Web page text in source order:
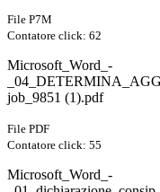
File P7M
Contatore click: 62
Microsoft_Word_-
job_9851 (1).pdf
File PDF
Contatore click: 55
Microsoft_Word_-